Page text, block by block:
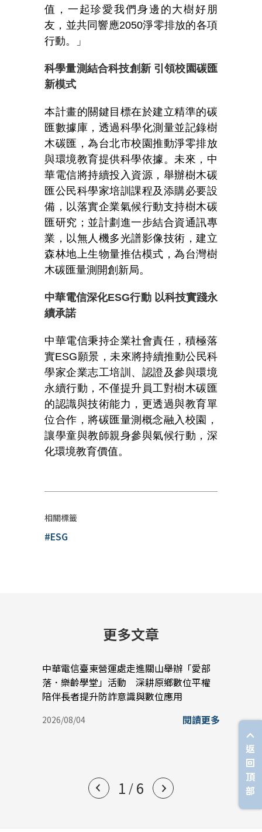
值，一起珍愛我們身邊的大樹好朋
友，並共同響應2050淨零排放的各項
行動。」
科學量測結合科技創新 引領校園碳匯
新模式
本計畫的關鍵目標在於建立精準的碳
匯數據庫，透過科學化測量並記錄樹
木碳匯，為台北市校園推動淨零排放
與環境教育提供科學依據。未來，中
華電信將持續投入資源，舉辦樹木碳
匯公民科學家培訓課程及添購必要設
備，以落實企業氣候行動支持樹木碳
匯研究；並計劃進一步結合資通訊專
業，以無人機多光譜影像技術，建立
森林地上生物量推估模式，為台灣樹
木碳匯量測開創新局。
中華電信深化ESG行動 以科技實踐永
續承諾
中華電信秉持企業社會責任，積極落
實ESG願景，未來將持續推動公民科
學家企業志工培訓、認證及參與環境
永續行動，不僅提升員工對樹木碳匯
的認識與技術能力，更透過與教育單
位合作，將碳匯量測概念融入校園，
讓學童與教師親身參與氣候行動，深
化環境教育價值。
相關標籤
#ESG
更多文章
中華電信臺東營運處走進關山舉辦「愛部
落．樂齡學堂」活動 深耕原鄉數位平權
陪伴長者提升防詐意識與數位應用
2026/08/04 閱讀更多 2026/
1 / 6
返
回
頂
部